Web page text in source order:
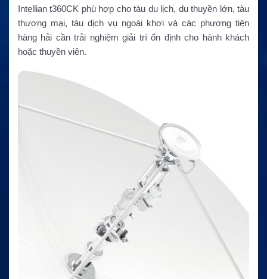
Intellian t360CK phù hợp cho tàu du lịch, du thuyền lớn, tàu
thương mại, tàu dịch vụ ngoài khơi và các phương tiện
hàng hải cần trải nghiệm giải trí ổn định cho hành khách
hoặc thuyền viên.